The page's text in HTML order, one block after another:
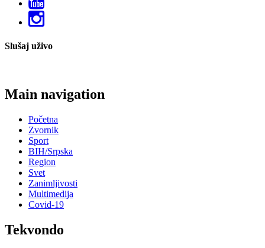
Slušaj uživo
Main navigation
Početna
Zvornik
Sport
BIH/Srpska
Region
Svet
Zanimljivosti
Multimedija
Covid-19
Tekvondo